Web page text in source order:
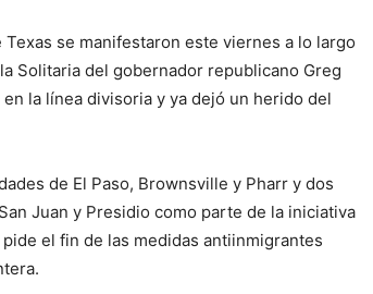
se manifestaron este viernes a lo largo
Solitaria del gobernador republicano Greg
la línea divisoria y ya dejó un herido del
de El Paso, Brownsville y Pharr y dos
Juan y Presidio como parte de la iniciativa
el fin de las medidas antiinmigrantes